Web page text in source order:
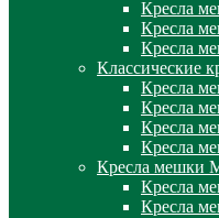
Кресла
Кресла
Кресла
Классические
Кресла
Кресла
Креслa
Креслa
Кресла мешки
Кресла
Кресла